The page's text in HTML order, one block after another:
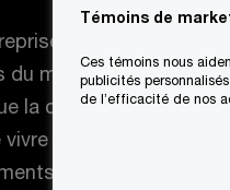
au Canada
du marché attribuables
la capacité
un cycle sans fin de
et de
Témoins de
Ces témoins nous
publicités
de l’efficacité de nos